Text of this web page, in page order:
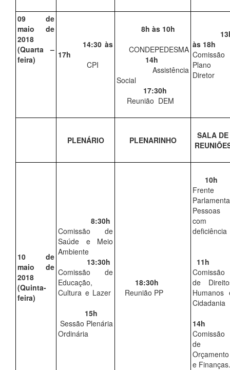
09 de
maio de
2018
(Quarta –
feira)
14:30 às
17h
CPI
8h às 10h
CONDEPEDESMA
14h
Assistência
Social
17:30h
Reunião DEM
às 18h
Comissão
Plano
Diretor
PLENÁRIO PLENARINHO
SALA DE
10 de
maio de
2018
(Quinta-
feira)
8:30h
Comissão de
Saúde e Meio
Ambiente
13:30h
Comissão de
Educação,
Cultura e Lazer
15h
Sessão Plenária
Ordinária
18:30h
Reunião PP
10h
Frente
Pessoas
com
11h
Comissão
de
Humanos
Cidadania
14h
Comissão
de
Orçamento
e Finanças.